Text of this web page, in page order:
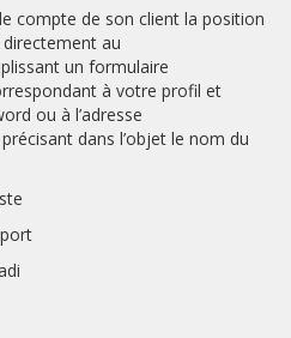
compte de son client la position
au
un formulaire
à votre profil et
ou à l’adresse
dans l’objet le nom du